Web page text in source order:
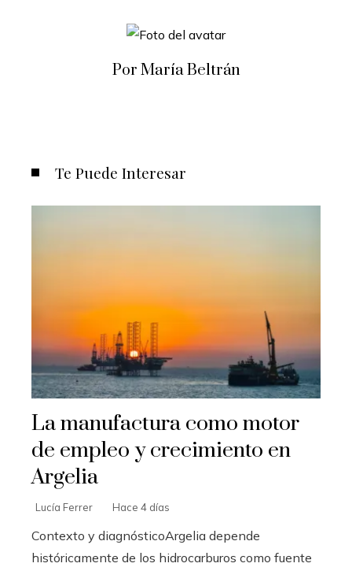
Por María Beltrán
Te Puede Interesar
La manufactura como motor
de empleo y crecimiento en
Argelia
Lucía Ferrer Hace 4 días
Contexto y diagnósticoArgelia depende
históricamente de los hidrocarburos como fuente